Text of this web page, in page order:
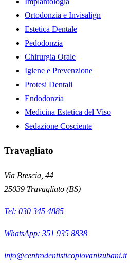
Ortodonzia e Invisalign
Estetica Dentale
Pedodonzia
Chirurgia Orale
Igiene e Prevenzione
Protesi Dentali
Endodonzia
Medicina Estetica del Viso
Sedazione Cosciente
Travagliato
Via Brescia, 44
25039 Travagliato (BS)
Tel: 030 345 4885
WhatsApp: 351 935 8838
info@centrodentisticopiovanizubani.it